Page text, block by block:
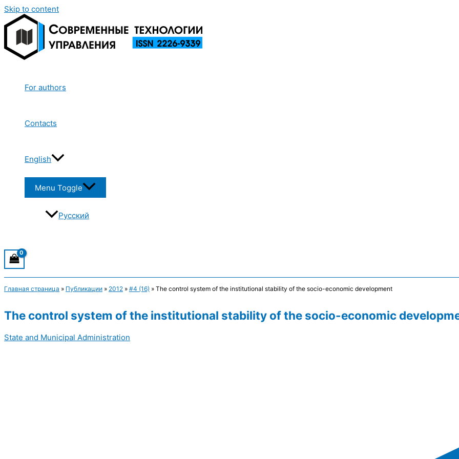
Skip to content
For authors
Contacts
English
Menu Toggle
Русский
Главная страница » Публикации » 2012 » #4 (16) » The control system of the institutional stability of the socio-economic development
The control system of the institutional stability of the socio-economic
State and Municipal Administration